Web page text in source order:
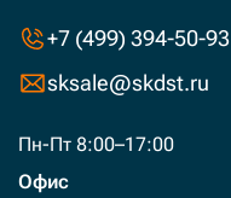
+7 (499) 394-50-93
sksale@skdst.ru
Пн-Пт 8:00–17:00
Офис